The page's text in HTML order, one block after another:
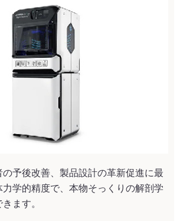
予後改善、製品設計の革新促進に最
学的精度で、本物そっくりの解剖学
ます。